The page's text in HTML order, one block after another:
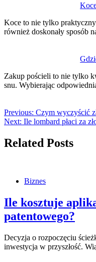
Koce to nie tylko
również doskonały sposób
Zakup pościeli to nie tylko
snu. Wybierając
Previous: Czym wyczyścić
Next: Ile lombard płaci za
Related Posts
Biznes
Ile kosztuje
patentowego?
Decyzja o rozpoczęciu
inwestycja w przyszłość.